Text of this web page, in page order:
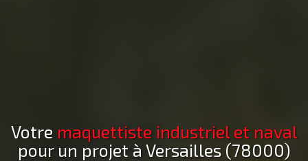
Votre maquettiste industriel et naval
pour un projet à Versailles (78000)